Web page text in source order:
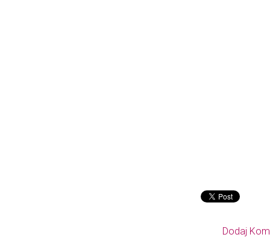
Dodaj